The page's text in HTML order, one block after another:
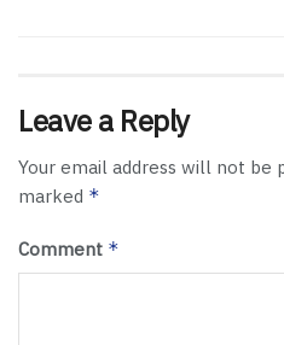
Leave a Reply
Your email address will not be
marked *
Comment *